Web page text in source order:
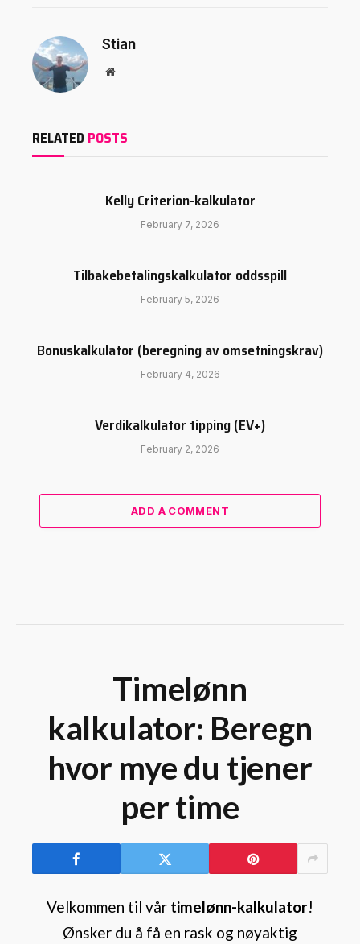
Stian
Website
RELATED POSTS
Kelly Criterion-kalkulator
February 7, 2026
Tilbakebetalingskalkulator oddsspill
February 5, 2026
Bonuskalkulator (beregning av omsetningskrav)
February 4, 2026
Verdikalkulator tipping (EV+)
February 2, 2026
ADD A COMMENT
Timelønn
kalkulator: Beregn
hvor mye du tjener
per time
Velkommen til vår timelønn-kalkulator!
Ønsker du å få en rask og nøyaktig